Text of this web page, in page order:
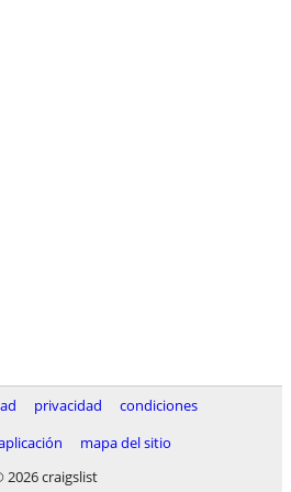
privacidad
condiciones
mapa del sitio
2026 craigslist